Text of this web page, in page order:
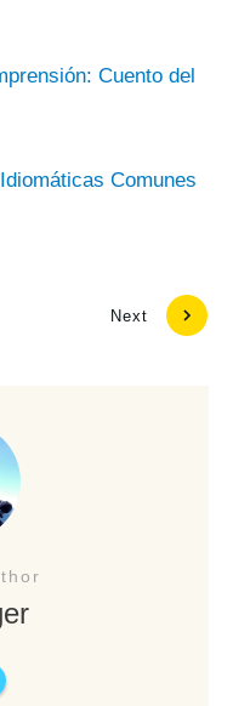
Cuento del
Comunes
Next